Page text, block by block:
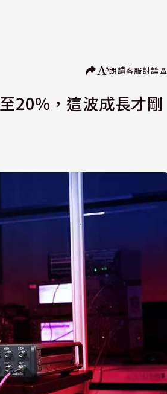
朗讀客服討論區
20%，這波成長才剛